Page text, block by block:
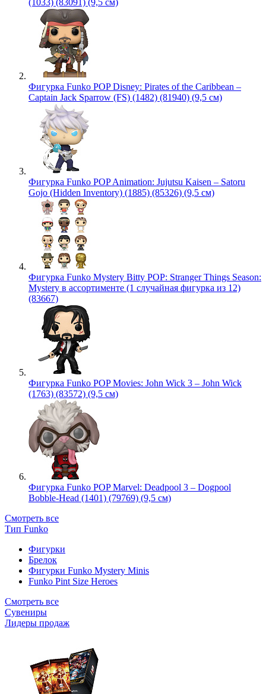
(1033) (83091) (9,5 см)
Фигурка Funko POP Disney: Pirates of the Caribbean –
Captain Jack Sparrow (FS) (1482) (81940) (9,5 см)
Фигурка Funko POP Animation: Jujutsu Kaisen – Satoru
Gojo (Hidden Inventory) (1885) (85326) (9,5 см)
Фигурка Funko Mystery Bitty POP: Stranger Things Season:
Mystery в ассортименте (1 случайная фигурка из 12)
(83667)
Фигурка Funko POP Movies: John Wick 3 – John Wick
(1763) (83572) (9,5 см)
Фигурка Funko POP Marvel: Deadpool 3 – Dogpool
Bobble-Head (1401) (79769) (9,5 см)
Смотреть все
Тип Funko
Фигурки
Брелок
Фигурки Funko Mystery Minis
Funko Pint Size Heroes
Смотреть все
Сувениры
Лидеры продаж